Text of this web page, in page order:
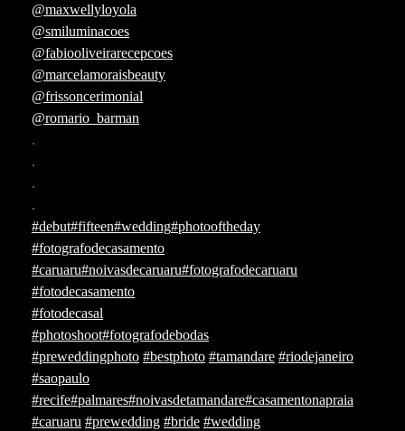
@maxwellyloyola
@smiluminacoes
@fabiooliveirarecepcoes
@marcelamoraisbeauty
@frissoncerimonial
@romario_barman
.
.
.
.
#debut#fifteen#wedding#photooftheday
#fotografodecasamento
#caruaru#noivasdecaruaru#fotografodecaruaru
#fotodecasamento
#fotodecasal
#photoshoot#fotografodebodas
#preweddingphoto #bestphoto #tamandare #riodejaneiro
#saopaulo
#recife#palmares#noivasdetamandare#casamentonapraia
#caruaru #prewedding #bride #wedding